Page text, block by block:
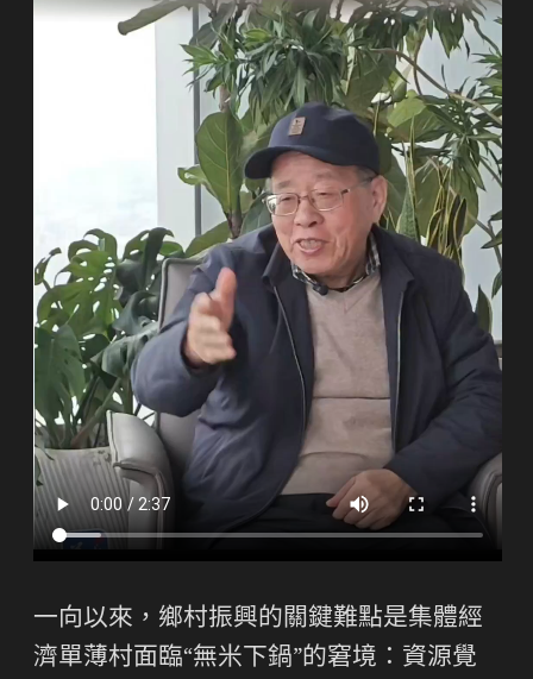
一向以來，鄉村振興的關鍵難點是集體經
濟單薄村面臨“無米下鍋”的窘境：資源覺